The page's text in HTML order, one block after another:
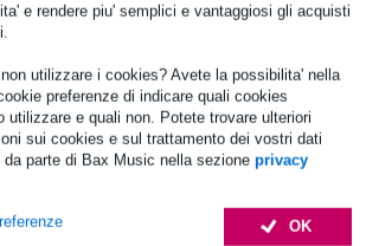
e rendere piu' semplici e vantaggiosi gli acquisti
utilizzare i cookies? Avete la possibilita' nella
preferenze di indicare quali cookies
utilizzare e quali non. Potete trovare ulteriori
sui cookies e sul trattamento dei vostri dati
da parte di Bax Music nella sezione privacy
OK